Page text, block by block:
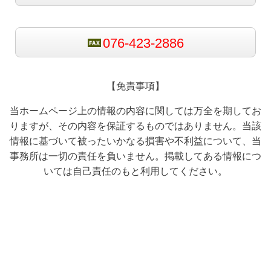
076-423-2886
【免責事項】
当ホームページ上の情報の内容に関しては万全を期してお
りますが、その内容を保証するものではありません。当該
情報に基づいて被ったいかなる損害や不利益について、当
事務所は一切の責任を負いません。掲載してある情報につ
いては自己責任のもと利用してください。